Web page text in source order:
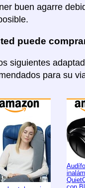
buen agarre
puede
siguientes
para su